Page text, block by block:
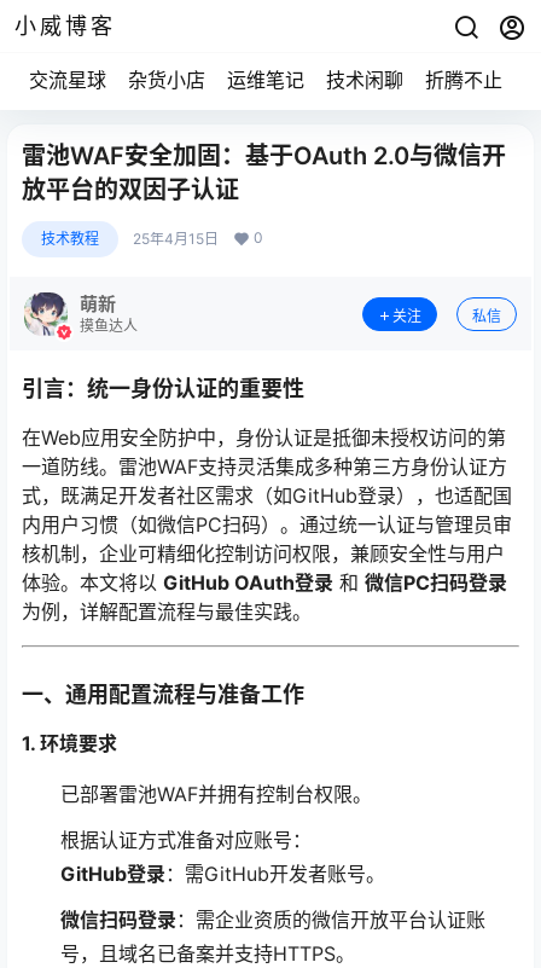
小威博客
交流星球 杂货小店 运维笔记 技术闲聊 折腾不止
雷池WAF安全加固：基于OAuth 2.0与微信开
放平台的双因子认证
技术教程 25年4月15日 0
萌新
摸鱼达人
关注 私信
引言：统一身份认证的重要性
在Web应用安全防护中，身份认证是抵御未授权访问的第
一道防线。雷池WAF支持灵活集成多种第三方身份认证方
式，既满足开发者社区需求（如GitHub登录），也适配国
内用户习惯（如微信PC扫码）。通过统一认证与管理员审
核机制，企业可精细化控制访问权限，兼顾安全性与用户
体验。本文将以 GitHub OAuth登录 和 微信PC扫码登录
为例，详解配置流程与最佳实践。
一、通用配置流程与准备工作
1. 环境要求
已部署雷池WAF并拥有控制台权限。
根据认证方式准备对应账号：
GitHub登录 ：需GitHub开发者账号。
微信扫码登录 ：需企业资质的微信开放平台认证账
号，且域名已备案并支持HTTPS。